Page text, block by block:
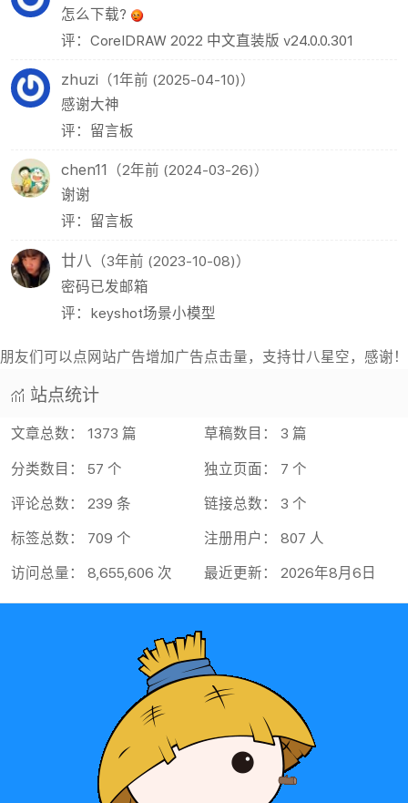
怎么下载?
评：CorelDRAW 2022 中文直装版 v24.0.0.301
zhuzi （1年前 (2025-04-10)）
感谢大神
评：留言板
chen11 （2年前 (2024-03-26)）
谢谢
评：留言板
廿八 （3年前 (2023-10-08)）
密码已发邮箱
评：keyshot场景小模型
朋友们可以点网站广告增加广告点击量，支持廿八星空，感谢！
站点统计
文章总数： 1373 篇 草稿数目： 3 篇
分类数目： 57 个 独立页面： 7 个
评论总数： 239 条 链接总数： 3 个
标签总数： 709 个 注册用户： 807 人
访问总量： 8,655,606 次 最近更新： 2026年8月6日